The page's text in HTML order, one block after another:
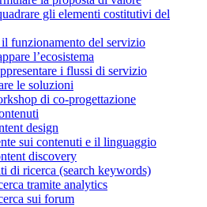
gli elementi costitutivi del
funzionamento del servizio
l’ecosistema
i flussi di servizio
le soluzioni
di co-progettazione
design
sui contenuti e il linguaggio
discovery
di ricerca (search keywords)
tramite analytics
sui forum